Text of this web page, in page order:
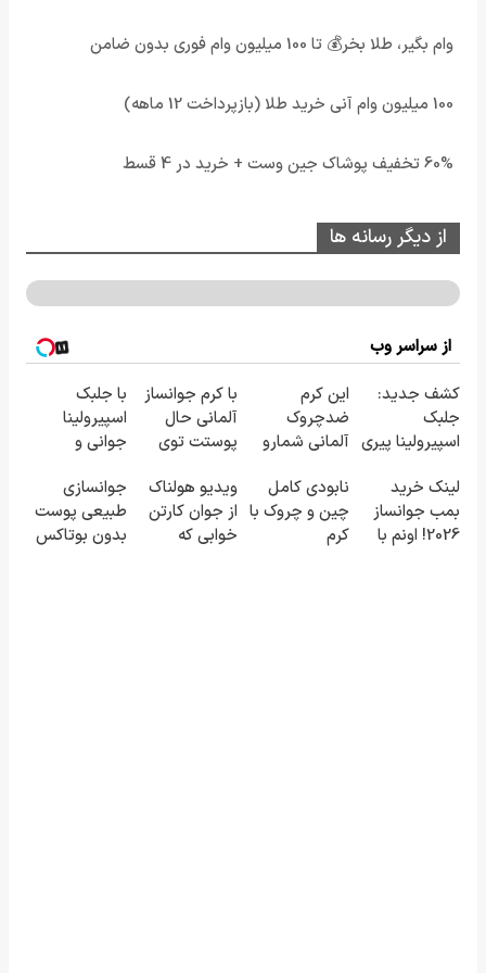
وام بگیر، طلا بخر💰 تا 100 میلیون وام فوری بدون ضامن
100 میلیون وام آنی خرید طلا (بازپرداخت 12 ماهه)
60% تخفیف پوشاک جین وست + خرید در 4 قسط
از دیگر رسانه ها
از سراسر وب
کشف جدید:
جلبک
اسپیرولینا پیری
کند50%تخفیف
این کرم
ضدچروک
آلمانی شمارو
نیاز میکنه.
(تخفیف تا
امشب)
با کرم جوانساز
آلمانی حال
پوستت توی
خوبه۴۵٪تخفیف
با جلبک
اسپیرولینا
جوانی و
تضمینه50%تخفیف
لینک خرید
بمب جوانساز
2026! اونم با
نابودی کامل
چین و چروک با
کرم
ویدیو هولناک
از جوان کارتن
خوابی که
جوانسازی
طبیعی پوست
بدون بوتاکس